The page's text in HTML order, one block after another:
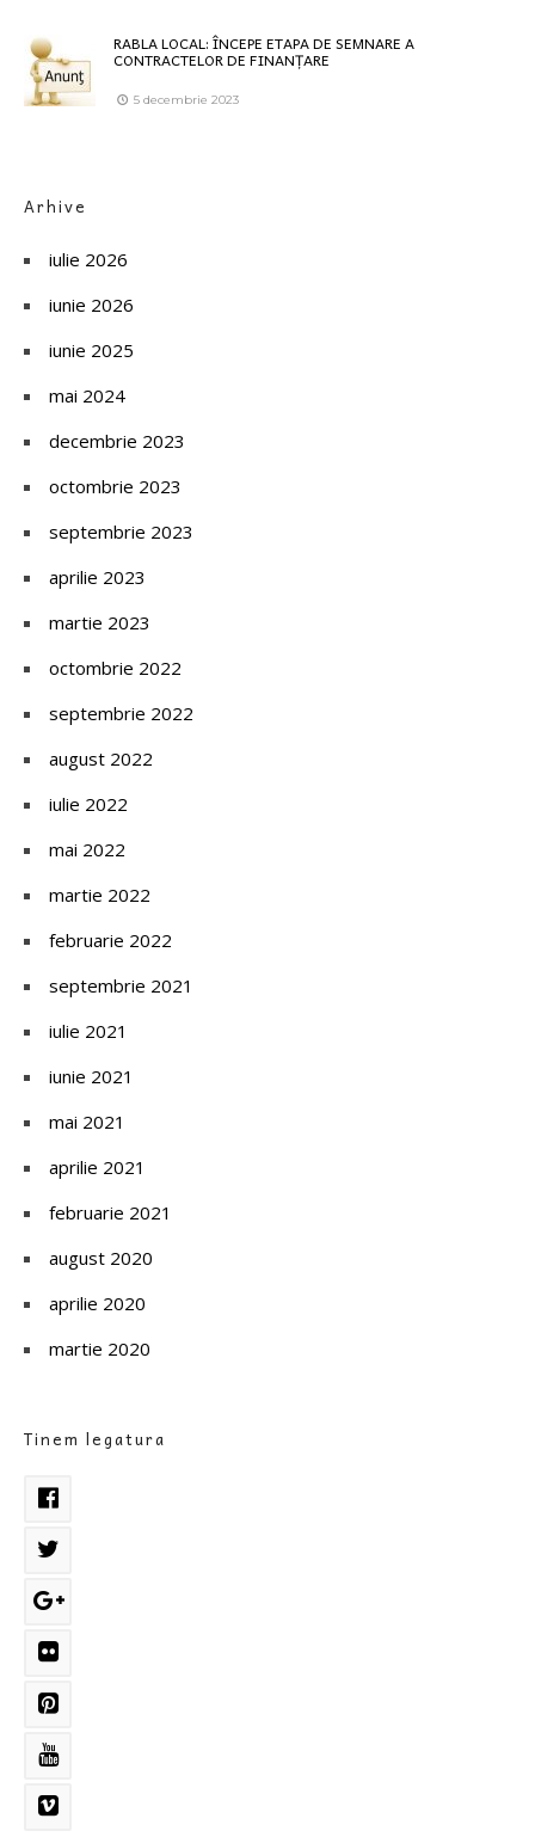
RABLA LOCAL: ÎNCEPE ETAPA DE SEMNARE A
CONTRACTELOR DE FINANȚARE
5 decembrie 2023
Arhive
iulie 2026
iunie 2026
iunie 2025
mai 2024
decembrie 2023
octombrie 2023
septembrie 2023
aprilie 2023
martie 2023
octombrie 2022
septembrie 2022
august 2022
iulie 2022
mai 2022
martie 2022
februarie 2022
septembrie 2021
iulie 2021
iunie 2021
mai 2021
aprilie 2021
februarie 2021
august 2020
aprilie 2020
martie 2020
Tinem legatura